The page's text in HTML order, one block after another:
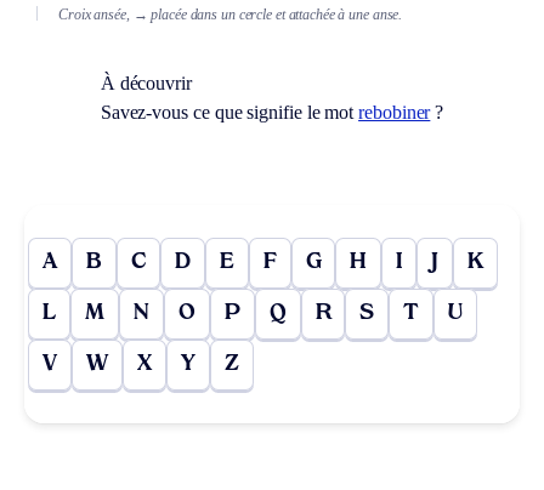
Croix ansée, → placée dans un cercle et attachée à une anse.
À découvrir
Savez-vous ce que signifie le motrebobiner?
A B C D E F G H I J K
L M N O P Q R S T U
V W X Y Z